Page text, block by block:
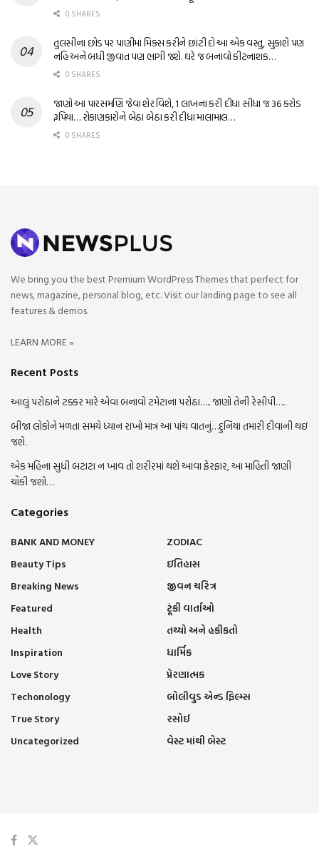
0 SHARES
તુલસીના છોડ પર પાણીમાં મિક્સ કરીને છાંટી દો આ એક વસ્તુ, સુકાશે પણ
નહિ અને બધી જીવાત પણ ભાગી જશે. ઘરે જ બનાવો કીટનાશક…
0 SHARES
જાણો આ પારસમણિ જેવા શેર વિશે, 1 લાખના કરી દીધા સીધા જ 36 કરોડ
રૂપિયા… રોકાણકારોને બેઠા બેઠા કરી દીધા માલામાલ…
0 SHARES
We bring you the best Premium WordPress Themes that perfect for
news, magazine, personal blog, etc. Visit our landing page to see all
features & demos.
LEARN MORE »
Recent Posts
આલું પરોઠાને ટક્કર મારે એવા બનાવો ટમેટાના પરોઠા….. જાણો તેની રેસીપી…..
બીજા લોકોને મળતા સમયે ધ્યાન રાખો માત્ર આ પાંચ વાતનું…દુનિયા તમારી દીવાની થઇ
જશે.
એક મહિના સુધી બટાટા ન ખાવ તો શરીરમાં થશે આવા ફેરફાર, આ માહિતી જાણી
ચોંકી જશો…
Categories
BANK AND MONEY
Beauty Tips
Breaking News
Featured
Health
Inspiration
Love Story
Techonology
True Story
Uncategorized
ZODIAC
ઇતિહાસ
જીવન ચરિત્ર
ટૂંકી વાર્તાઓ
તથ્યો અને હકીકતો
ધાર્મિક
પ્રેરણાત્મક
બોલીવુડ એન્ડ ફિલ્મ્સ
રસોઈ
વેસ્ટ માંથી બેસ્ટ